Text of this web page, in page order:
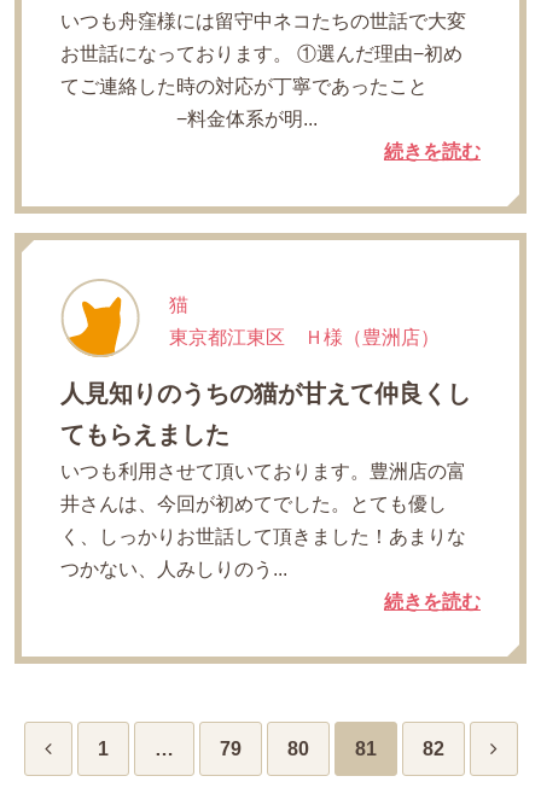
いつも舟窪様には留守中ネコたちの世話で大変
お世話になっております。 ①選んだ理由−初め
てご連絡した時の対応が丁寧であったこと
−料金体系が明...
続きを読む
猫
東京都江東区 Ｈ様（豊洲店）
人見知りのうちの猫が甘えて仲良くし
てもらえました
いつも利用させて頂いております。豊洲店の富
井さんは、今回が初めてでした。とても優し
く、しっかりお世話して頂きました！あまりな
つかない、人みしりのう...
続きを読む
1 … 79 80 81 82